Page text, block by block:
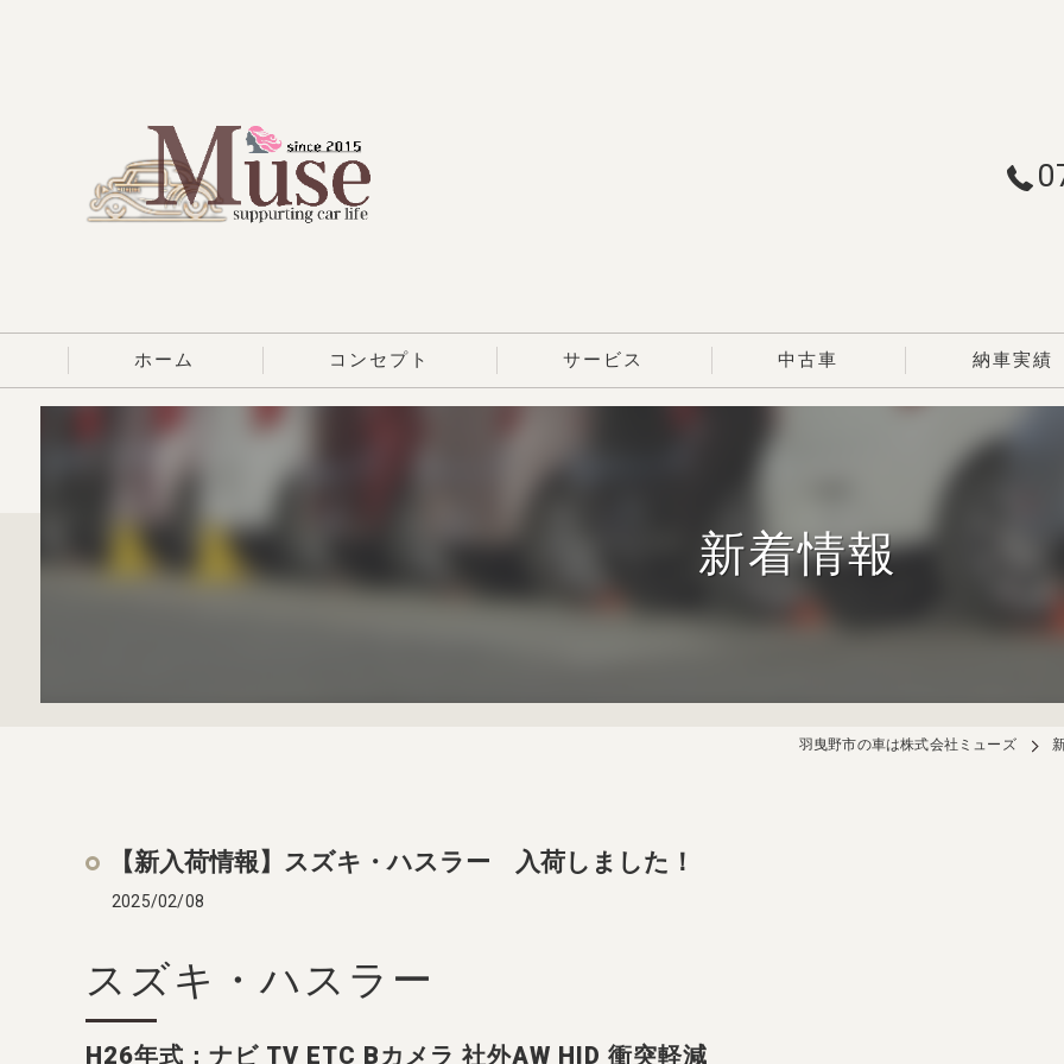
ホーム コンセプト サービス 中古車 納車実績
新着情報
羽曳野市の車は株式会社ミューズ
【新入荷情報】スズキ・ハスラー 入荷しました！
2025/02/08
H26年式：ナビ TV ETC Bカメラ 社外AW HID 衝突軽減
スズキ・ハスラー